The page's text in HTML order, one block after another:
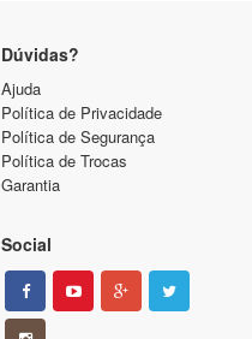
Dúvidas?
Ajuda
Política de Privacidade
Política de Segurança
Política de Trocas
Garantia
Social